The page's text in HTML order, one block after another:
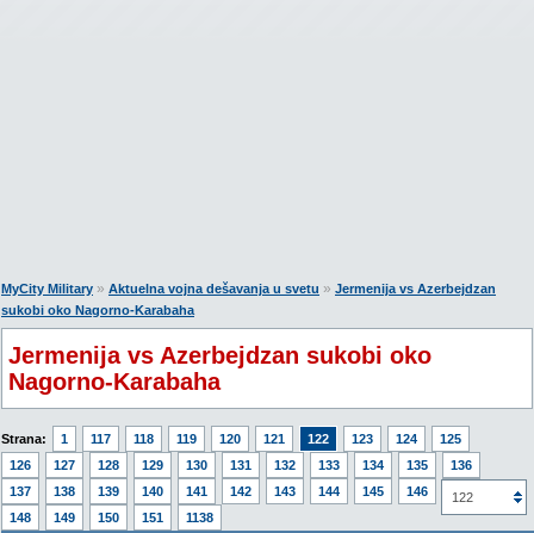
MyCity Military » Aktuelna vojna dešavanja u svetu » Jermenija vs Azerbejdzan
sukobi oko Nagorno-Karabaha
Jermenija vs Azerbejdzan sukobi oko
Nagorno-Karabaha
Strana: 1 117 118 119 120 121 122 123 124
125
126
127 128 129 130 131 132 133 134 135
136
137
138 139 140 141 142 143 144 145 146
147
148
149 150 151 1138
122